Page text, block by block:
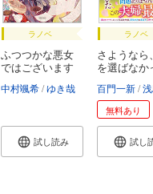
ラノベ
ふつつかな悪女
ではございます
中村颯希 ゆき哉
試し読み
ラノベ
さようなら
を選ばなか
百門一新 浅島
無料あり
試し